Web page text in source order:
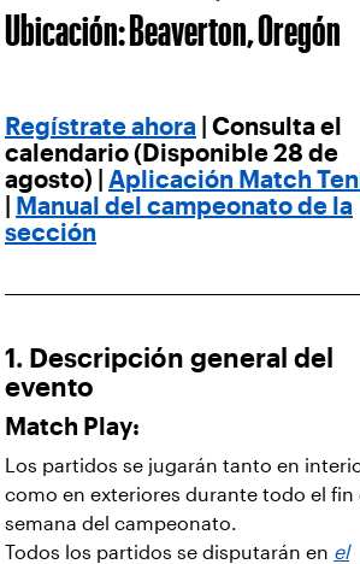
Ubicación: Beaverton, Oregón
Regístrate ahora | Consulta el
calendario (Disponible 28 de
agosto) | Aplicación Match
Manual del campeonato de la
sección
1. Descripción general del
evento
Match Play:
Los partidos se jugarán tanto en
como en exteriores durante todo el fin
semana del campeonato.
Todos los partidos se disputarán en el